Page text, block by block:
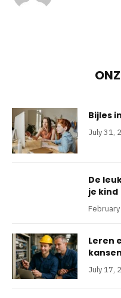
Bijles
July 31,
De
je kind
Leren
July 17,